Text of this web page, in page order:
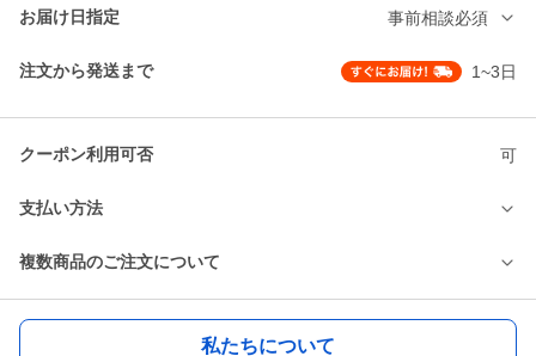
お届け日指定 事前相談必須
注文から発送まで 1~3日
クーポン利用可否 可
支払い方法
複数商品のご注文について
私たちについて